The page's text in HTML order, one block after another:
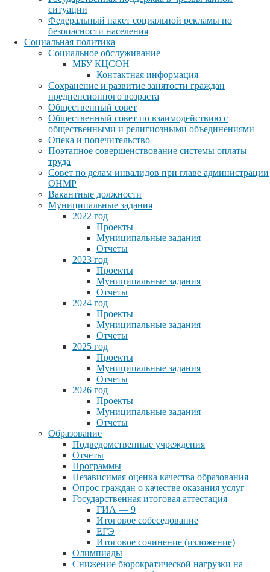
ситуации
Федеральный пакет социальной рекламы по
безопасности населения
Социальная политика
Социальное обслуживание
МБУ КЦСОН
Контактная информация
Сохранение и развитие занятости граждан
предпенсионного возраста
Общественный совет
Общественный совет по взаимодействию с
общественными и религиозными объединениями
Опека и попечительство
Поэтапное совершенствование системы оплаты
труда
Совет по делам инвалидов при главе администрации
ОНМР
Вакантные должности
Муниципальные задания
2022 год
Проекты
Муниципальные задания
Отчеты
2023 год
Проекты
Муниципальные задания
Отчеты
2024 год
Проекты
Муниципальные задания
Отчеты
2025 год
Проекты
Муниципальные задания
Отчеты
2026 год
Проекты
Муниципальные задания
Отчеты
Образование
Подведомственные учреждения
Отчеты
Программы
Независимая оценка качества образования
Опрос граждан о качестве оказания услуг
Государственная итоговая аттестация
ГИА — 9
Итоговое собеседование
ЕГЭ
Итоговое сочинение (изложение)
Олимпиады
Снижение бюрократической нагрузки на